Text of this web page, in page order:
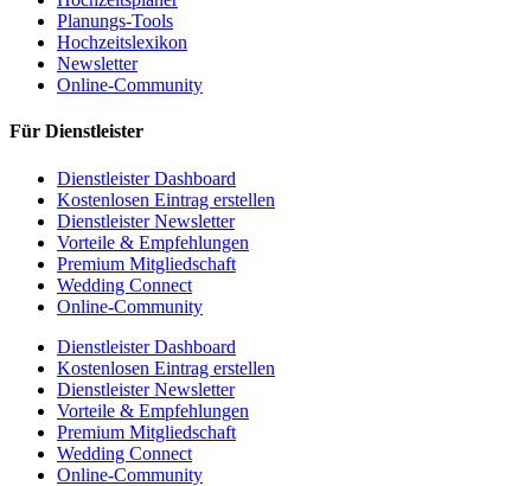
Planungs-Tools
Hochzeitslexikon
Newsletter
Online-Community
Für Dienstleister
Dienstleister Dashboard
Kostenlosen Eintrag erstellen
Dienstleister Newsletter
Vorteile & Empfehlungen
Premium Mitgliedschaft
Wedding Connect
Online-Community
Dienstleister Dashboard
Kostenlosen Eintrag erstellen
Dienstleister Newsletter
Vorteile & Empfehlungen
Premium Mitgliedschaft
Wedding Connect
Online-Community